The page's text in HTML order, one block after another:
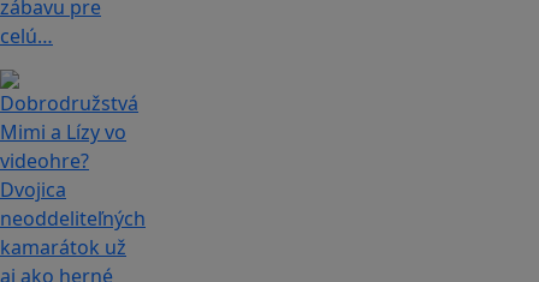
zábavu pre
celú…